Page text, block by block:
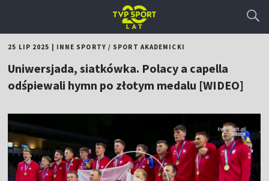
25 LIP 2025 INNE SPORTY / SPORT AKADEMICKI
Uniwersjada, siatkówka. Polacy a capella
odśpiewali hymn po złotym medalu [WIDEO]